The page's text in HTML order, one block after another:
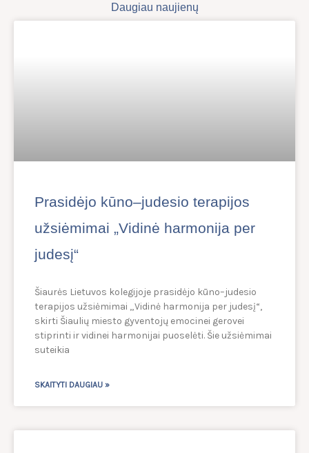
Daugiau naujienų
Prasidėjo kūno–judesio terapijos
užsiėmimai „Vidinė harmonija per
judesį“
Šiaurės Lietuvos kolegijoje prasidėjo kūno–judesio
terapijos užsiėmimai „Vidinė harmonija per judesį“,
skirti Šiaulių miesto gyventojų emocinei gerovei
stiprinti ir vidinei harmonijai puoselėti. Šie užsiėmimai
suteikia
SKAITYTI DAUGIAU »